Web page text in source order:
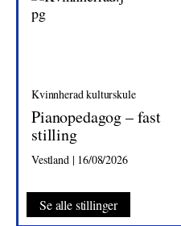
Kvinnherad kulturskule
Pianopedagog – fast
stilling
Vestland | 16/08/2026
Se alle stillinger